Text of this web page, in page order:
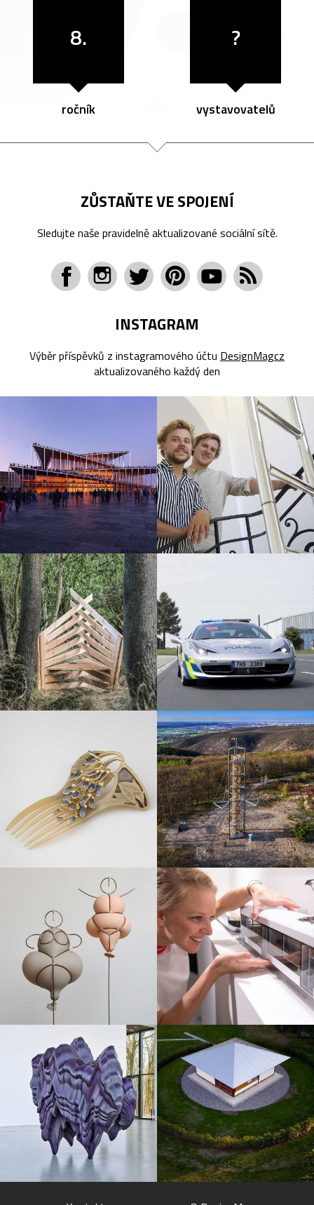
8.
ročník
?
vystavovatelů
ZŮSTAŇTE VE SPOJENÍ
Sledujte naše pravidelně aktualizované sociální sítě.
INSTAGRAM
Výběr příspěvků z instagramového účtu DesignMagcz
aktualizovaného každý den